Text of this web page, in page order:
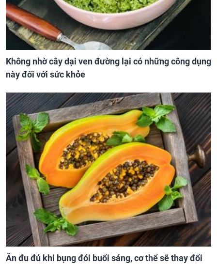
Không nhờ cây dại ven đường lại có những công dụng
này đối với sức khỏe
Ăn đu đủ khi bụng đói buổi sáng, cơ thể sẽ thay đổi